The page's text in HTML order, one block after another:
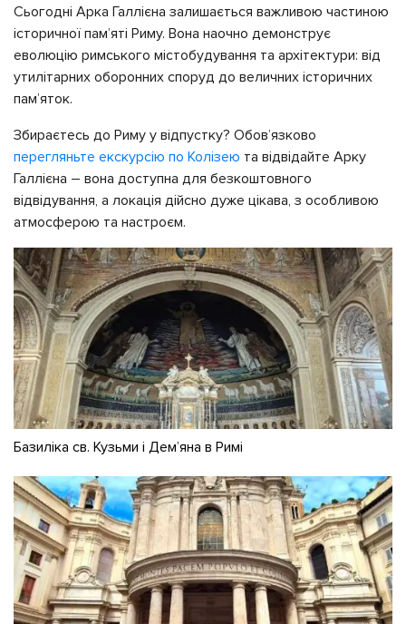
Сьогодні Арка Галлієна залишається важливою частиною
історичної пам’яті Риму. Вона наочно демонструє
еволюцію римського містобудування та архітектури: від
утилітарних оборонних споруд до величних історичних
пам’яток.
Збираєтесь до Риму у відпустку? Обов’язково
перегляньте екскурсію по Колізею та відвідайте Арку
Галлієна – вона доступна для безкоштовного
відвідування, а локація дійсно дуже цікава, з особливою
атмосферою та настроєм.
Базиліка св. Кузьми і Дем’яна в Римі